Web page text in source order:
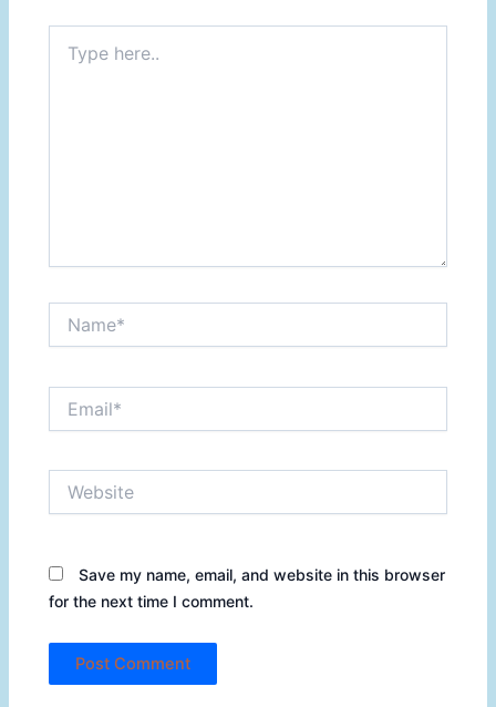
here..
Save my name, email, and website in this browser
for the next time I comment.